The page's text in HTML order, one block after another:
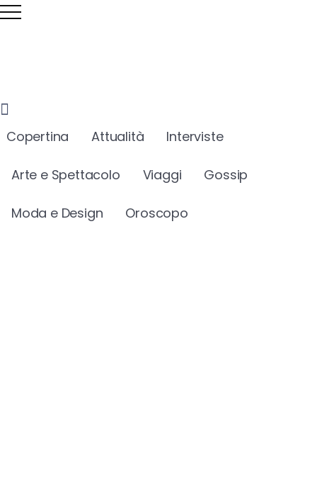
Copertina Attualità Interviste
Arte e Spettacolo Viaggi Gossip
Moda e Design Oroscopo